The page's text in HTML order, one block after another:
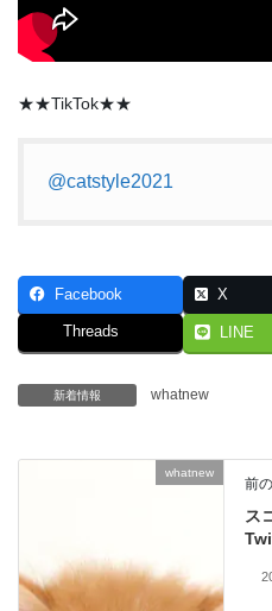
★★TikTok★★
@catstyle2021
Facebook X
Threads LINE
新着情報 whatnew
whatnew
前
ス